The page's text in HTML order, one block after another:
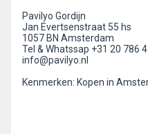
Pavilyo Gordijn
Jan Evertsenstraat 55 hs
1057 BN Amsterdam
Tel & Whatssap +31 20 786
info@pavilyo.nl
Kenmerken: Kopen in